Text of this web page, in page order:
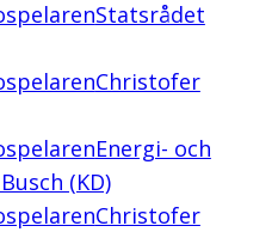
Statsrådet
Christofer
Energi- och
(KD)
Christofer